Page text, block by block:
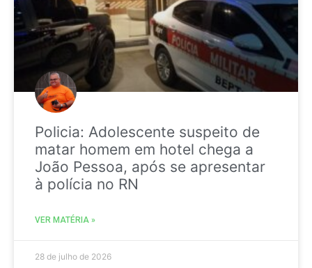
Policia: Adolescente suspeito de
matar homem em hotel chega a
João Pessoa, após se apresentar
à polícia no RN
VER MATÉRIA »
28 de julho de 2026